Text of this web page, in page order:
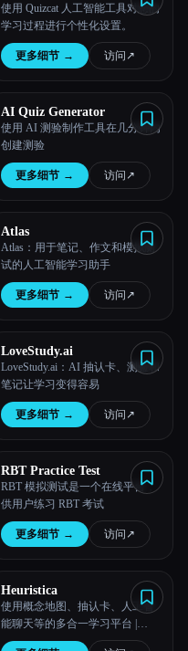
使用 Quizcat 人工智能工具对您的
学习过程进行个性化设置。
更多细节 → 访问 ↗︎
AI Quiz Generator
使用 AI 测验制作工具在几分钟内
创建测验
更多细节 → 访问 ↗︎
Atlas
Atlas：用于笔记、作文和模拟测
试的人工智能学习助手
更多细节 → 访问 ↗︎
LoveStudy.ai
LoveStudy.ai：AI 抽认卡、测验和
笔记让学习变得容易
更多细节 → 访问 ↗︎
RBT Practice Test
RBT 模拟测试是一个在线平台，
供用户练习 RBT 考试
更多细节 → 访问 ↗︎
Heuristica
使用概念地图、抽认卡、人工智
能聊天等的多合一学习平台 |
Heuristica